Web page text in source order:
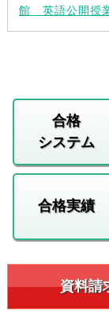
館 英語公開授
合格
システム
合格実績
資料請